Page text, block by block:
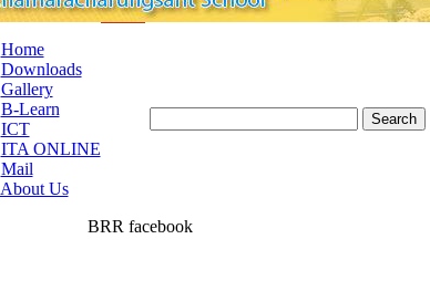
Home
Downloads
Gallery
B-Learn
ICT
ITA ONLINE
Mail
About Us
BRR facebook